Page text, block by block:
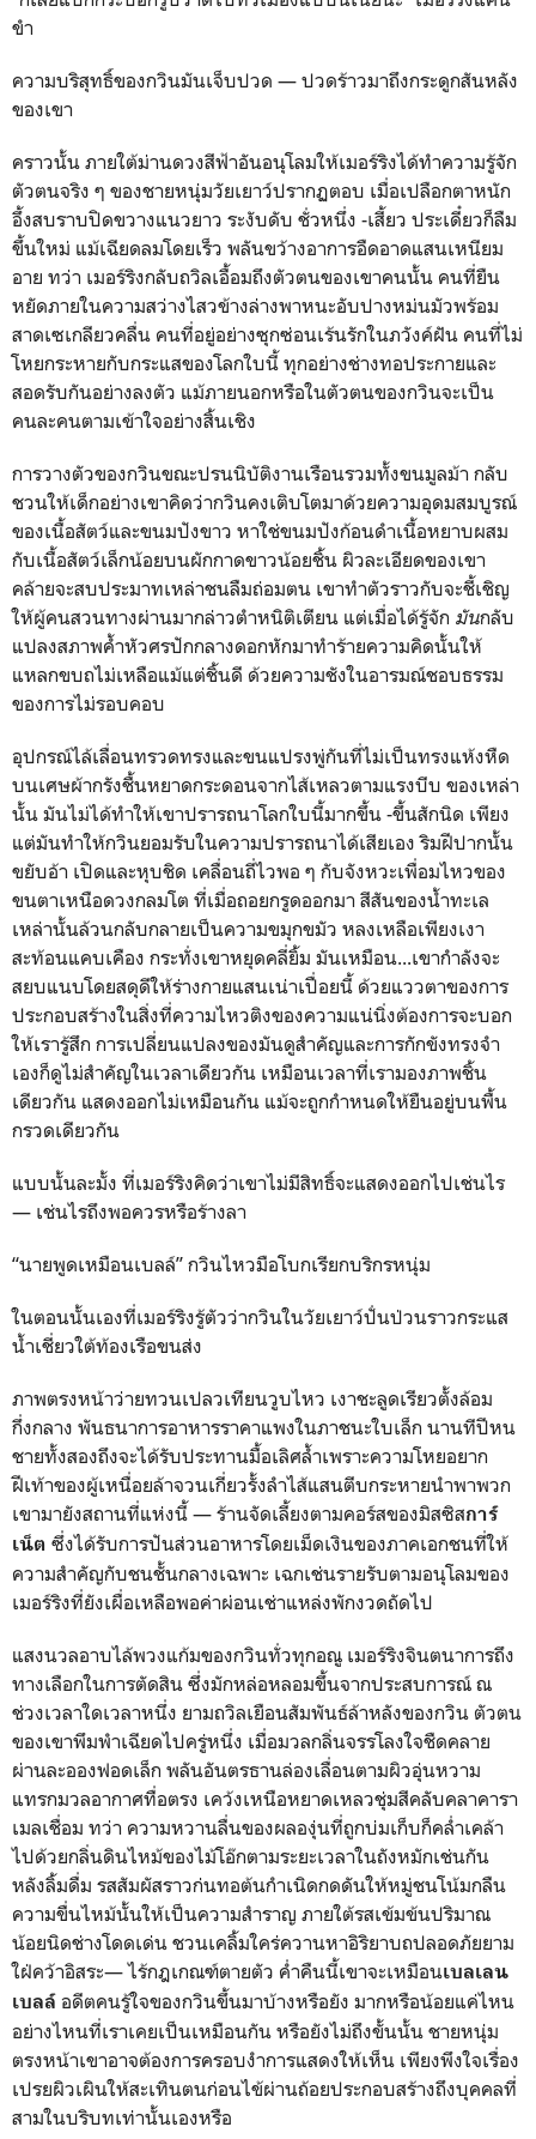
ขำ
ความบริสุทธิ์ของกวินมันเจ็บปวด — ปวดร้าวมาถึงกระดูกสันหลัง
ของเขา
คราวนั้น ภายใต้ม่านดวงสีฟ้าอันอนุโลมให้เมอร์ริงได้ทำความรู้จัก
ตัวตนจริง ๆ ของชายหนุ่มวัยเยาว์ปรากฏตอบ เมื่อเปลือกตาหนัก
อึ้งสบราบปิดขวางแนวยาว ระงับดับ ชั่วหนึ่ง -เสี้ยว ประเดี๋ยวก็ลืม
ขึ้นใหม่ แม้เฉียดลมโดยเร็ว พลันขว้างอาการอืดอาดแสนเหนียม
อาย ทว่า เมอร์ริงกลับถวิลเอื้อมถึงตัวตนของเขาคนนั้น คนที่ยืน
หยัดภายในความสว่างไสวข้างล่างพาหนะอับปางหม่นมัวพร้อม
สาดเซเกลียวคลื่น คนที่อยู่อย่างซุกซ่อนเร้นรักในภวังค์ฝัน คนที่ไม่
โหยกระหายกับกระแสของโลกใบนี้ ทุกอย่างช่างทอประกายและ
สอดรับกันอย่างลงตัว แม้ภายนอกหรือในตัวตนของกวินจะเป็น
คนละคนตามเข้าใจอย่างสิ้นเชิง
การวางตัวของกวินขณะปรนนิบัติงานเรือนรวมทั้งขนมูลม้า กลับ
ชวนให้เด็กอย่างเขาคิดว่ากวินคงเติบโตมาด้วยความอุดมสมบูรณ์
ของเนื้อสัตว์และขนมปังขาว หาใช่ขนมปังก้อนดำเนื้อหยาบผสม
กับเนื้อสัตว์เล็กน้อยบนผักกาดขาวน้อยชิ้น ผิวละเอียดของเขา
คล้ายจะสบประมาทเหล่าชนลืมถ่อมตน เขาทำตัวราวกับจะชี้เชิญ
ให้ผู้คนสวนทางผ่านมากล่าวตำหนิติเตียน แต่เมื่อได้รู้จัก มันกลับ
แปลงสภาพค้ำหัวศรปักกลางดอกหักมาทำร้ายความคิดนั้นให้
แหลกขบถไม่เหลือแม้แต่ชิ้นดี ด้วยความชังในอารมณ์ชอบธรรม
ของการไม่รอบคอบ
อุปกรณ์ไล้เลื่อนทรวดทรงและขนแปรงพู่กันที่ไม่เป็นทรงแห้งหืด
บนเศษผ้ากรังชื้นหยาดกระดอนจากไส้เหลวตามแรงบีบ ของเหล่า
นั้น มันไม่ได้ทำให้เขาปรารถนาโลกใบนี้มากขึ้น -ขึ้นสักนิด เพียง
แต่มันทำให้กวินยอมรับในความปรารถนาได้เสียเอง ริมฝีปากนั้น
ขยับอ้า เปิดและหุบชิด เคลื่อนถี่ไวพอ ๆ กับจังหวะเพื่อมไหวของ
ขนตาเหนือดวงกลมโต ที่เมื่อถอยกรูดออกมา สีสันของน้ำทะเล
เหล่านั้นล้วนกลับกลายเป็นความขมุกขมัว หลงเหลือเพียงเงา
สะท้อนแคบเคือง กระทั่งเขาหยุดคลี่ยิ้ม มันเหมือน...เขากำลังจะ
สยบแนบโดยสดุดีให้ร่างกายแสนเน่าเปื่อยนี้ ด้วยแววตาของการ
ประกอบสร้างในสิ่งที่ความไหวติงของความแน่นิ่งต้องการจะบอก
ให้เรารู้สึก การเปลี่ยนแปลงของมันดูสำคัญและการกักขังทรงจำ
เองก็ดูไม่สำคัญในเวลาเดียวกัน เหมือนเวลาที่เรามองภาพชิ้น
เดียวกัน แสดงออกไม่เหมือนกัน แม้จะถูกกำหนดให้ยืนอยู่บนพื้น
กรวดเดียวกัน
แบบนั้นละมั้ง ที่เมอร์ริงคิดว่าเขาไม่มีสิทธิ์จะแสดงออกไปเช่นไร
— เช่นไรถึงพอควรหรือร้างลา
“นายพูดเหมือนเบลล์” กวินไหวมือโบกเรียกบริกรหนุ่ม
ในตอนนั้นเองที่เมอร์ริงรู้ตัวว่ากวินในวัยเยาว์ปั่นป่วนราวกระแส
น้ำเชี่ยวใต้ท้องเรือขนส่ง
ภาพตรงหน้าว่ายทวนเปลวเทียนวูบไหว เงาชะลูดเรียวตั้งล้อม
กึ่งกลาง พันธนาการอาหารราคาแพงในภาชนะใบเล็ก นานทีปีหน
ชายทั้งสองถึงจะได้รับประทานมื้อเลิศล้ำเพราะความโหยอยาก
ฝีเท้าของผู้เหนื่อยล้าจวนเกี่ยวรั้งลำไส้แสนตีบกระหายนำพาพวก
เขามายังสถานที่แห่งนี้ — ร้านจัดเลี้ยงตามคอร์สของมิสซิสการ์
เน็ต ซึ่งได้รับการปันส่วนอาหารโดยเม็ดเงินของภาคเอกชนที่ให้
ความสำคัญกับชนชั้นกลางเฉพาะ เฉกเช่นรายรับตามอนุโลมของ
เมอร์ริงที่ยังเผื่อเหลือพอค่าผ่อนเช่าแหล่งพักงวดถัดไป
แสงนวลอาบไล้พวงแก้มของกวินทั่วทุกอณู เมอร์ริงจินตนาการถึง
ทางเลือกในการตัดสิน ซึ่งมักหล่อหลอมขึ้นจากประสบการณ์ ณ
ช่วงเวลาใดเวลาหนึ่ง ยามถวิลเยือนสัมพันธ์ล้าหลังของกวิน ตัวตน
ของเขาพึมพำเฉียดไปครู่หนึ่ง เมื่อมวลกลิ่นจรรโลงใจชืดคลาย
ผ่านละอองฟอดเล็ก พลันอันตรธานล่องเลื่อนตามผิวอุ่นหวาม
แทรกมวลอากาศทื่อตรง เคว้งเหนือหยาดเหลวชุ่มสีคลับคลาคารา
เมลเชื่อม ทว่า ความหวานลื่นของผลองุ่นที่ถูกบ่มเก็บก็คล่ำเคล้า
ไปด้วยกลิ่นดินไหม้ของไม้โอ๊กตามระยะเวลาในถังหมักเช่นกัน
หลังลิ้มดื่ม รสสัมผัสราวก่นทอต้นกำเนิดกดดันให้หมู่ชนโน้มกลืน
ความขื่นไหม้นั้นให้เป็นความสำราญ ภายใต้รสเข้มข้นปริมาณ
น้อยนิดช่างโดดเด่น ชวนเคลิ้มใคร่ควานหาอิริยาบถปลอดภัยยาม
ใฝ่คว้าอิสระ— ไร้กฎเกณฑ์ตายตัว ค่ำคืนนี้เขาจะเหมือนเบลเลน
เบลล์ อดีตคนรู้ใจของกวินขึ้นมาบ้างหรือยัง มากหรือน้อยแค่ไหน
อย่างไหนที่เราเคยเป็นเหมือนกัน หรือยังไม่ถึงขั้นนั้น ชายหนุ่ม
ตรงหน้าเขาอาจต้องการครอบงำการแสดงให้เห็น เพียงพึงใจเรื่อง
เปรยผิวเผินให้สะเทินตนก่อนไข้ผ่านถ้อยประกอบสร้างถึงบุคคลที่
สามในบริบทเท่านั้นเองหรือ